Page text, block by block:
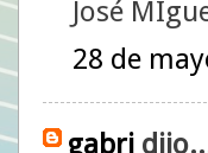
José
28 de
gabri